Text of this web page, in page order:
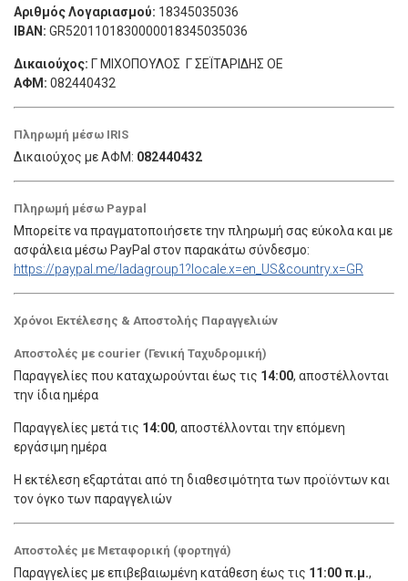
Αριθμός Λογαριασμού: 18345035036
IBAN: GR5201101830000018345035036
Δικαιούχος: Γ ΜΙΧΟΠΟΥΛΟΣ Γ ΣΕΪΤΑΡΙΔΗΣ ΟE
ΑΦΜ: 082440432
Πληρωμή μέσω IRIS
Δικαιούχος με ΑΦΜ: 082440432
Πληρωμή μέσω Paypal
Μπορείτε να πραγματοποιήσετε την πληρωμή σας εύκολα και με
ασφάλεια μέσω PayPal στον παρακάτω σύνδεσμο:
https://paypal.me/ladagroup1?locale.x=en_US&country.x=GR
Χρόνοι Εκτέλεσης & Αποστολής Παραγγελιών
Αποστολές με courier (Γενική Ταχυδρομική)
Παραγγελίες που καταχωρούνται έως τις 14:00, αποστέλλονται
την ίδια ημέρα
Παραγγελίες μετά τις 14:00, αποστέλλονται την επόμενη
εργάσιμη ημέρα
Η εκτέλεση εξαρτάται από τη διαθεσιμότητα των προϊόντων και
τον όγκο των παραγγελιών
Αποστολές με Μεταφορική (φορτηγά)
Παραγγελίες με επιβεβαιωμένη κατάθεση έως τις 11:00 π.μ.,